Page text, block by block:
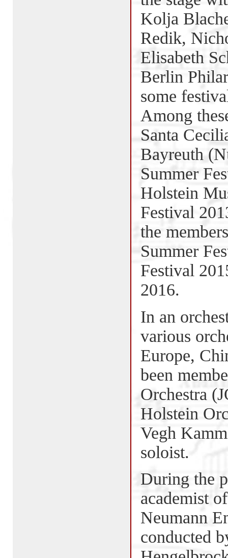
Kolja
Redik,
Elisabeth
Berlin
some
Among
Santa
Bayreuth
Summer
Holstein
Festival
the
Summer
Festival
2016.
In an
various
Europe,
been
Orchestra
Holstein
Vegh
soloist.
During the
academist
Neumann
conducted